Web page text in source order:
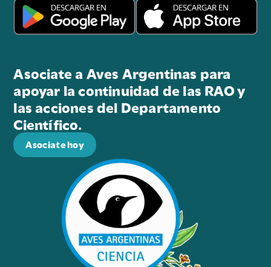
Asociate a Aves Argentinas para
apoyar la continuidad de las RAO y
las acciones del Departamento
Científico.
Asociate hoy